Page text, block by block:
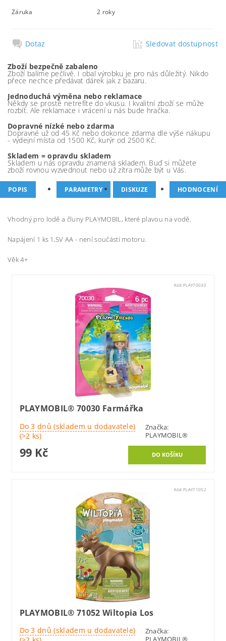
Záruka 2 roky
Dotaz Sledovat dostupnost
Zboží bezpečně zabaleno
Zboží balíme pečlivě. I obal výrobku je pro nás důležitý. Nikdo
přece nechce předávat dárek jak z bazaru.
Jednoduchá výměna nebo reklamace
Někdy se prostě netrefíte do vkusu. I kvalitní zboží se může
rozbít. Ale reklamace i vrácení u nás bude hračka.
Dopravné nízké nebo zdarma
Dopravné už od 45 Kč nebo dokonce zdarma dle výše nákupu
- výdejní místa od 1500 Kč, kurýr od 2500 Kč.
Skladem = opravdu skladem
Skladem u nás opravdu znamená skladem. Buď si můžete
zboží rovnou vyzvednout nebo už zítra může být u Vás.
POPIS PARAMETRY DISKUZE HODNOCENÍ
Vhodný pro lodě a čluny PLAYMOBIL, které plavou na vodě.
Napájení 1 ks 1,5V AA - není součástí motoru.
Věk 4+
Kód:PLAY70030
PLAYMOBIL® 70030 Farmářka
Do 3 dnů (skladem u dodavatele)
(>2 ks)
Značka:
PLAYMOBIL®
99 Kč
Kód:PLAY71052
PLAYMOBIL® 71052 Wiltopia Los
Do 3 dnů (skladem u dodavatele)
Značka:
PLAYMOBIL®